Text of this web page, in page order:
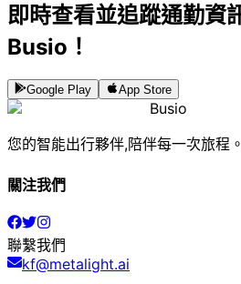
即時查看並追蹤通勤資
Busio！
Google Play App Store
Busio
您的智能出行夥伴,陪伴每一次旅程。
關注我們
聯繫我們
kf@metalight.ai